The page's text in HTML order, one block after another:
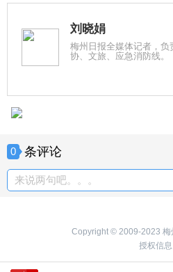
刘晓娟
梅州日报全媒体记者，负
协、文旅、应急消防线。
0 条评论
来说两句吧。。。
Copyright © 2009-2023 梅
授权信息